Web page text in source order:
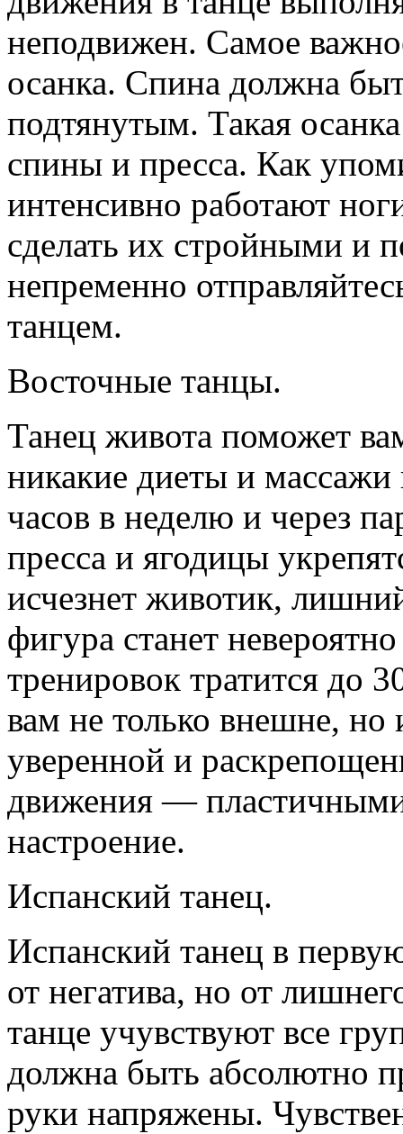
неподвижен. Самое
осанка. Спина должна
подтянутым. Такая
спины и пресса. Как
интенсивно работают
сделать их стройными и
непременно
танцем.
Восточные танцы.
Танец живота поможет
никакие диеты и массажи
часов в неделю и через
пресса и ягодицы
исчезнет животик,
фигура станет
тренировок тратится до
вам не только внешне, но
уверенной и
движения —
настроение.
Испанский танец.
Испанский танец в
от негатива, но от
танце учувствуют все
должна быть абсолютно
руки напряжены.